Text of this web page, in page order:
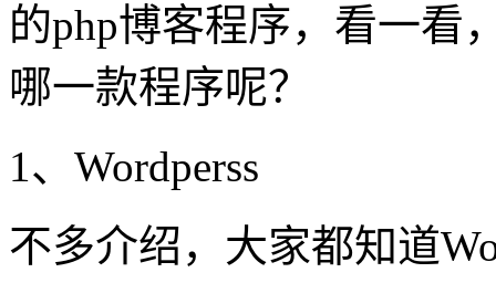
的php博客程序，看一看
哪一款程序呢？
1、Wordperss
不多介绍，大家都知道